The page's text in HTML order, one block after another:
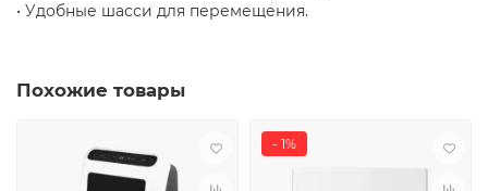
• Удобные шасси для перемещения.
Похожие товары
- 1%